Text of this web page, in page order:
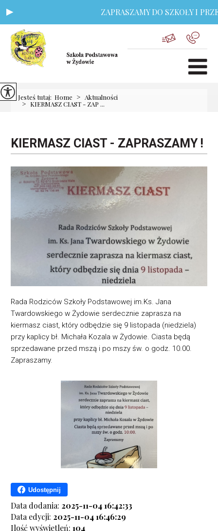
ZAPRASZAMY DO SZKOŁY I
Jesteś tutaj: Home > Aktualności
> KIERMASZ CIAST - ZAP ...
KIERMASZ CIAST - ZAPRASZAMY !
Rada Rodziców Szkoły Podstawowej im.Ks. Jana
Twardowskiego w Żydowie serdecznie zaprasza na
kiermasz ciast, który odbędzie się 9 listopada (niedziela)
przy kaplicy bł. Michała Kozala w Żydowie. Ciasta będą
sprzedawane przed mszą i po mszy św. o godz. 10.00.
Zapraszamy.
Udostępnij
Data dodania: 2025-11-04 16:42:33
Data edycji: 2025-11-04 16:46:29
Ilość wyświetleń:104